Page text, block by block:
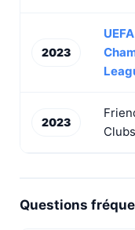
2023
UEFA
2023
Clubs
Questions